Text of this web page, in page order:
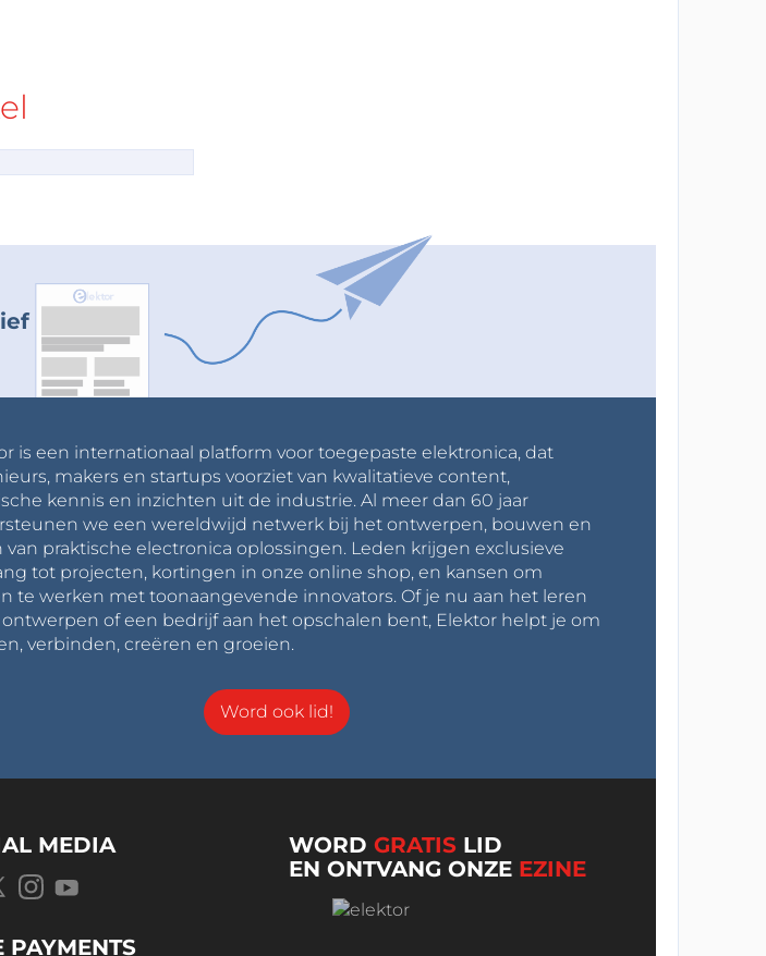
is een internationaal platform voor toegepaste elektronica, dat
makers en startups voorziet van kwalitatieve content,
kennis en inzichten uit de industrie. Al meer dan 60 jaar
we een wereldwijd netwerk bij het ontwerpen, bouwen en
van praktische electronica oplossingen. Leden krijgen exclusieve
tot projecten, kortingen in onze online shop, en kansen om
te werken met toonaangevende innovators. Of je nu aan het leren
of een bedrijf aan het opschalen bent, Elektor helpt je om
verbinden, creëren en groeien.
Word ook lid!
MEDIA
PAYMENTS
WORDGRATIS LID
EN ONTVANG ONZE EZINE